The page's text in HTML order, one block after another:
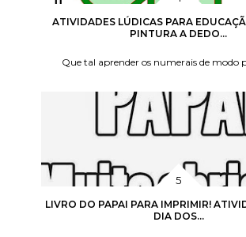
ATIVIDADES LÚDICAS PARA
PINTURA A DEDO...
Que tal aprender os numerais de modo
LIVRO DO PAPAI PARA IMPRIMIR!
DIA DOS...